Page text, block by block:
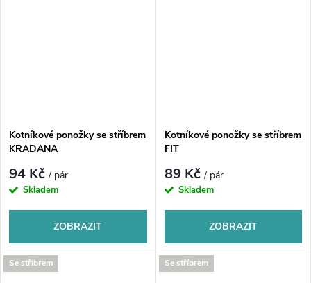
Kotníkové ponožky se stříbrem
KRADANA
94 Kč/ pár
Skladem
ZOBRAZIT
Kotníkové ponožky se stříbrem
FIT
89 Kč/ pár
Skladem
ZOBRAZIT
Se stříbrem Se stříbrem